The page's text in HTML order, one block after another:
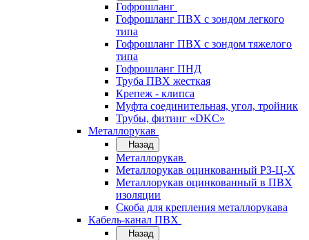
Гофрошланг
Гофрошланг ПВХ с зондом легкого
типа
Гофрошланг ПВХ с зондом тяжелого
типа
Гофрошланг ПНД
Труба ПВХ жесткая
Крепеж - клипса
Муфта соединительная, угол, тройник
Трубы, фитинг «DKC»
Металлорукав
Назад
Металлорукав
Металлорукав оцинкованный РЗ-Ц-Х
Металлорукав оцинкованный в ПВХ
изоляции
Скоба для крепления металлорукава
Кабель-канал ПВХ
Назад